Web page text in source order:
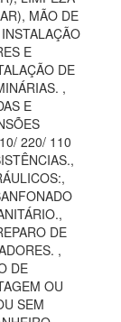
MÃO DE
E
DE
,
E
220/ 110
DE
,
DE
OU
SEM